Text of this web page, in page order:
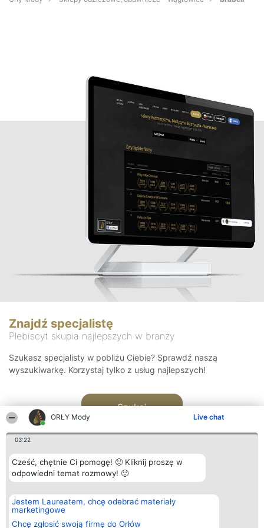
ORŁY Mody Live chat
03:22
Cześć, chętnie Ci pomogę! 🙂 Kliknij proszę w
odpowiedni temat rozmowy! 🙂
Jestem Laureatem, chcę odebrać materiały
marketingowe
Chcę zgłosić swoją firmę do Orłów
Znajdź specjalistę
Plebiscyt skupia najlepszych w branży
Szukasz specjalisty w pobliżu Ciebie? Sprawdź naszą
wyszukiwarkę. Korzystaj tylko z usług najlepszych!
Szukaj
Organizator plebiscytu
Bright Side Solutions sp. z o.
o. sp. k.
ul. Ruska 22
Plebiscyt
Laureaci
wszystkich
Kontakt
Kontakt